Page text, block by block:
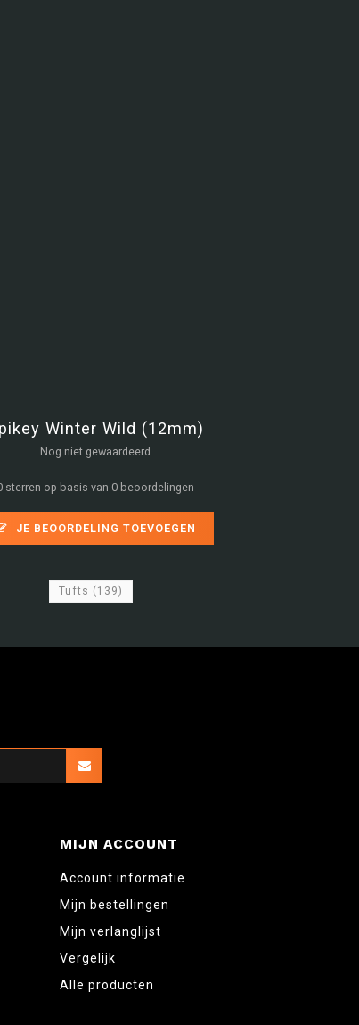
Winter Wild (12mm)
Nog niet gewaardeerd
sterren op basis van 0 beoordelingen
JE BEOORDELING TOEVOEGEN
Tufts (139)
MIJN ACCOUNT
Account informatie
Mijn bestellingen
Mijn verlanglijst
Vergelijk
Alle producten